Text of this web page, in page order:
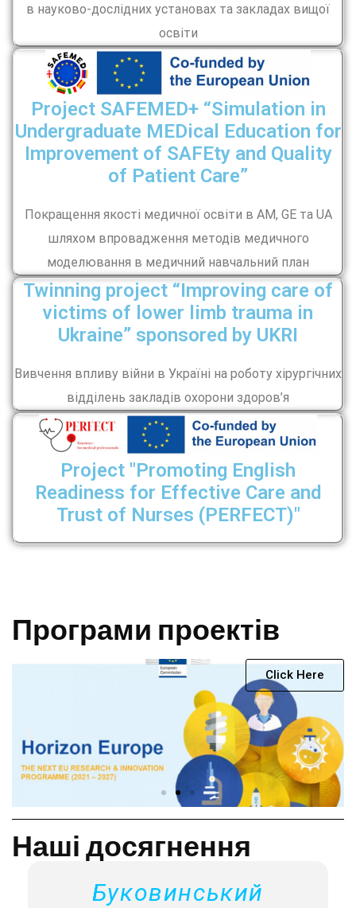
в науково-дослідних установах та закладах вищої
освіти
Project SAFEMED+ “Simulation in
Undergraduate MEDical Education for
Improvement of SAFEty and Quality
of Patient Care”
Покращення якості медичної освіти в AM, GE та UA
шляхом впровадження методів медичного
моделювання в медичний навчальний план
Twinning project “Improving care of
victims of lower limb trauma in
Ukraine” sponsored by UKRI
Вивчення впливу війни в Україні на роботу хірургічних
відділень закладів охорони здоров’я
Project "Promoting English
Readiness for Effective Care and
Trust of Nurses (PERFECT)"
Програми проектів
Click Here
Наші досягнення
Буковинський